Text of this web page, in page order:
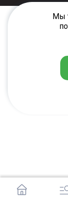
Мы